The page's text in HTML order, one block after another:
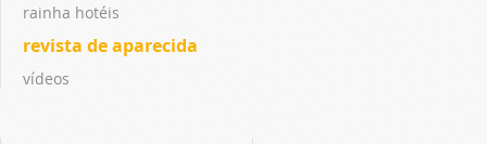
rainha hotéis
revista de aparecida
vídeos